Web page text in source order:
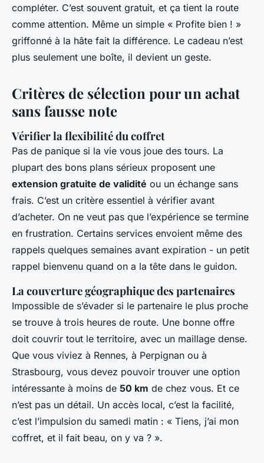
compléter. C’est souvent gratuit, et ça tient la route
comme attention. Même un simple « Profite bien ! »
griffonné à la hâte fait la différence. Le cadeau n’est
plus seulement une boîte, il devient un geste.
Critères de sélection pour un achat
sans fausse note
Vérifier la flexibilité du coffret
Pas de panique si la vie vous joue des tours. La
plupart des bons plans sérieux proposent une
extension gratuite de validité ou un échange sans
frais. C’est un critère essentiel à vérifier avant
d’acheter. On ne veut pas que l’expérience se termine
en frustration. Certains services envoient même des
rappels quelques semaines avant expiration - un petit
rappel bienvenu quand on a la tête dans le guidon.
La couverture géographique des partenaires
Impossible de s’évader si le partenaire le plus proche
se trouve à trois heures de route. Une bonne offre
doit couvrir tout le territoire, avec un maillage dense.
Que vous viviez à Rennes, à Perpignan ou à
Strasbourg, vous devez pouvoir trouver une option
intéressante à moins de 50 km de chez vous. Et ce
n’est pas un détail. Un accès local, c’est la facilité,
c’est l’impulsion du samedi matin : « Tiens, j’ai mon
coffret, et il fait beau, on y va ? ».